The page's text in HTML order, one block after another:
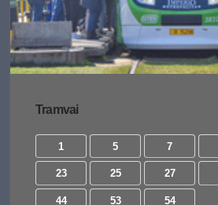
Tramvai
1 5 7
23 25 27
44 53 54